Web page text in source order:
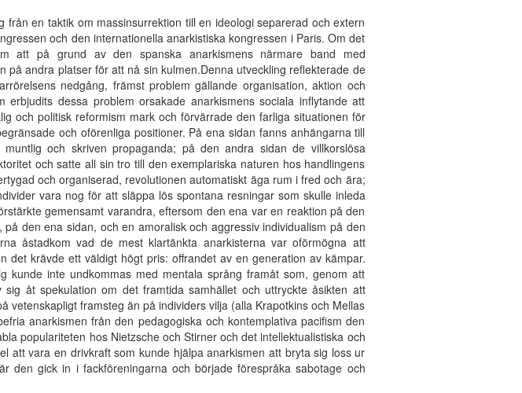
en taktik om massinsurrektion till en ideologi separerad och extern
och den internationella anarkistiska kongressen i Paris. Om det
att på grund av den spanska anarkismens närmare band med
andra platser för att nå sin kulmen.Denna utveckling reflekterade de
nedgång, främst problem gällande organisation, aktion och
dessa problem orsakade anarkismens sociala inflytande att
och politisk reformism mark och förvärrade den farliga situationen för
och oförenliga positioner. På ena sidan fanns anhängarna till
och skriven propaganda; på den andra sidan de villkorslösa
och satte all sin tro till den exemplariska naturen hos handlingens
och organiserad, revolutionen automatiskt äga rum i fred och ära;
vara nog för att släppa lös spontana resningar som skulle inleda
gemensamt varandra, eftersom den ena var en reaktion på den
den ena sidan, och en amoralisk och aggressiv individualism på den
åstadkom vad de mest klartänkta anarkisterna var oförmögna att
krävde ett väldigt högt pris: offrandet av en generation av kämpar.
kunde inte undkommas med mentala språng framåt som, genom att
åt spekulation om det framtida samhället och uttryckte åsikten att
framsteg än på individers vilja (alla Krapotkins och Mellas
anarkismen från den pedagogiska och kontemplativa pacifism den
populariteten hos Nietzsche och Stirner och det intellektualistiska och
att vara en drivkraft som kunde hjälpa anarkismen att bryta sig loss ur
den gick in i fackföreningarna och började förespråka sabotage och